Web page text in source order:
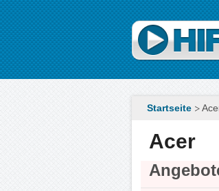
Direkt zum Inhalt
Startseite
Acer